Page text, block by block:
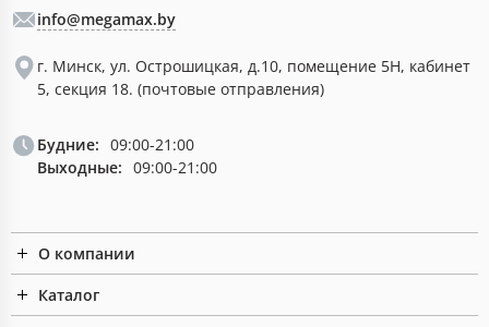
info@megamax.by
г. Минск, ул. Острошицкая, д.10, помещение 5Н, кабинет
5, секция 18. (почтовые отправления)
Будние: 09:00-21:00
Выходные: 09:00-21:00
О компании
Каталог